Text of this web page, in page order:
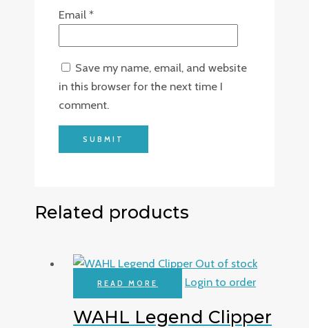
Email *
Save my name, email, and website
in this browser for the next time I
comment.
Related products
Out of stock
READ MORE Login to order
WAHL Legend Clipper